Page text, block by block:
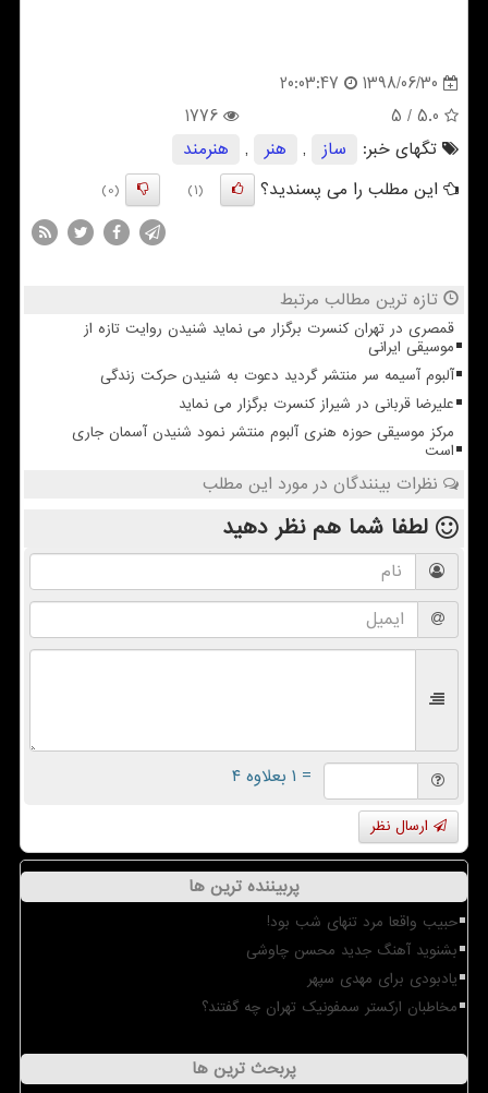
1398/06/30
20:03:47
5.0
/ 5
1776
تگهای خبر:
ساز , هنر ,
هنرمند
این مطلب را می پسندید؟
(1)
(0)
تازه ترین مطالب مرتبط
قمصری در تهران کنسرت برگزار می نماید شنیدن روایت تازه از
موسیقی ایرانی
آلبوم آسیمه سر منتشر گردید دعوت به شنیدن حرکت زندگی
علیرضا قربانی در شیراز کنسرت برگزار می نماید
مرکز موسیقی حوزه هنری آلبوم منتشر نمود شنیدن آسمان جاری
است
نظرات بینندگان در مورد این مطلب
لطفا شما همنظر دهید
= ۱ بعلاوه ۴
ارسال نظر
پربیننده ترین ها
حبیب واقعا مرد تنهای شب بود!
بشنوید آهنگ جدید محسن چاوشی
یادبودی برای مهدی سپهر
مخاطبان ارکستر سمفونیک تهران چه گفتند؟
پربحث ترین ها